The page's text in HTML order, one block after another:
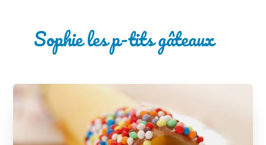
Sophie les p-tits gâteaux